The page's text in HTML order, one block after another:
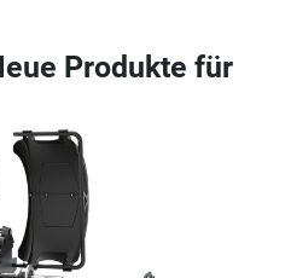
Produkte für